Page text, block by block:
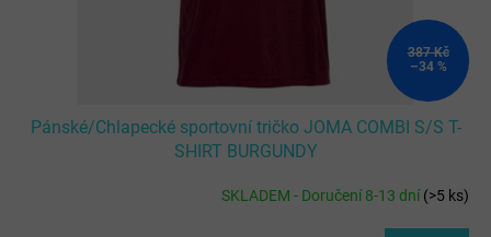
387 Kč
–34 %
Pánské/Chlapecké sportovní tričko JOMA COMBI S/S T-
SHIRT BURGUNDY
SKLADEM - Doručení 8-13 dní(>5 ks)